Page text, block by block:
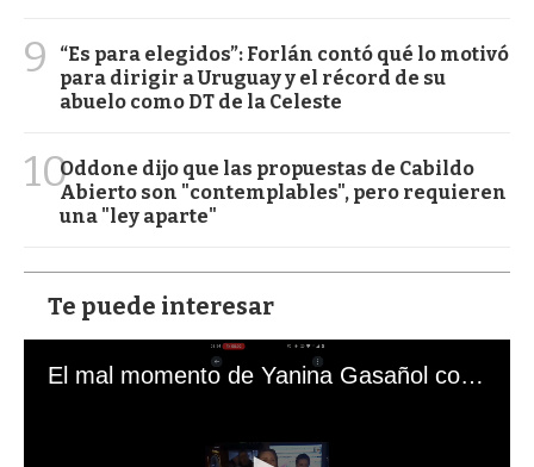
9
“Es para elegidos”: Forlán contó qué lo motivó
para dirigir a Uruguay y el récord de su
abuelo como DT de la Celeste
10Oddone dijo que las propuestas de Cabildo
Abierto son "contemplables", pero requieren
una "ley aparte"
Te puede interesar
El mal momento de Yanina Gasañol con un hincha argentino en "Subrayado"